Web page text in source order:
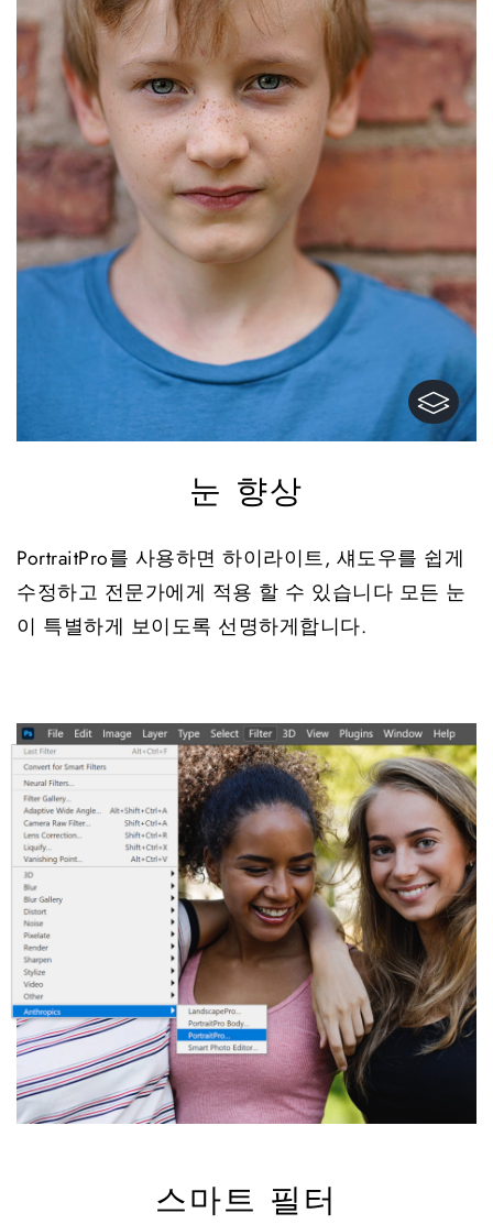
눈 향상
PortraitPro를 사용하면 하이라이트, 섀도우를 쉽게
수정하고 전문가에게 적용 할 수 있습니다 모든 눈
이 특별하게 보이도록 선명하게합니다.
스마트 필터